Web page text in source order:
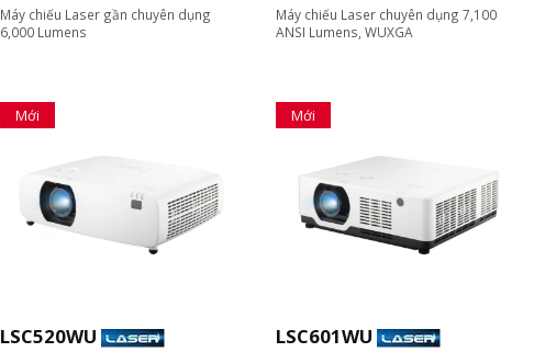
Máy chiếu Laser gần chuyên dụng
6,000 Lumens
Máy chiếu Laser chuyên dụng 7,100
ANSI Lumens, WUXGA
Mới
LSC520WU
Mới
LSC601WU